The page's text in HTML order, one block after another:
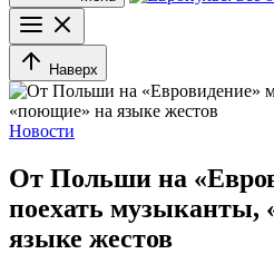
Наверх
Новости
От Польши на
поехать музыканты,
языке жестов